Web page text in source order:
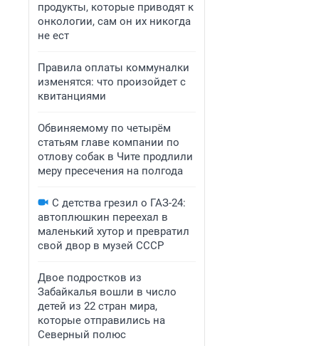
продукты, которые приводят к
онкологии, сам он их никогда
не ест
Правила оплаты коммуналки
изменятся: что произойдет с
квитанциями
Обвиняемому по четырём
статьям главе компании по
отлову собак в Чите продлили
меру пресечения на полгода
С детства грезил о ГАЗ-24:
автоплюшкин переехал в
маленький хутор и превратил
свой двор в музей СССР
Двое подростков из
Забайкалья вошли в число
детей из 22 стран мира,
которые отправились на
Северный полюс